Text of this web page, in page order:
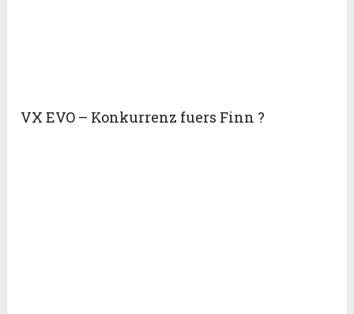
VX EVO – Konkurrenz fuers Finn ?